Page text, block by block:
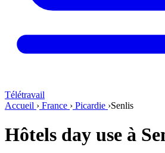
Télétravail
Accueil › France › Picardie ›Senlis
Hôtels day use à